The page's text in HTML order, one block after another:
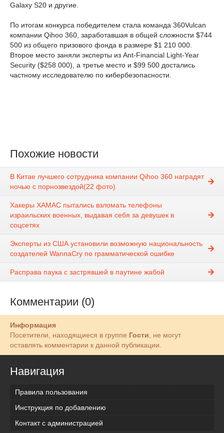
Galaxy S20 и другие.
По итогам конкурса победителем стала команда 360Vulcan
компании Qihoo 360, заработавшая в общей сложности $744
500 из общего призового фонда в размере $1 210 000.
Второе место заняли эксперты из Ant-Financial Light-Year
Security ($258 000), а третье место и $99 500 достались
частному исследователю по кибербезопасности.
Похожие новости
В Китае лучшего сотрудника компании Qihoo 360 наградят
ночью с порнозвездой(22 фото)
Хакеры ХАМАС пытались взломать телефоны
израильских военных, выдавая себя за девушек в
соцсетях
Эксперты из США установили возможную национальность
создателей WannaCry по грамматической ошибке
Расправа паука с застрявшей в паутине жабой
Комментарии (0)
Информация
Посетители, находящиеся в группе Гости, не могут
оставлять комментарии к данной публикации.
Навигация
Правила пользования
Инструкция по добавлению
Контакт с администрацией